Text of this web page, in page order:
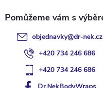
objednavky@dr-nek.cz
+420 734 246 686
+420 734 246 686